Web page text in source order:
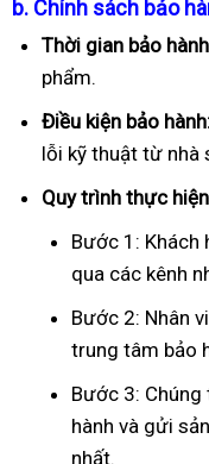
b. Chính sách bảo
Thời gian bảo
phẩm.
Điều kiện bảo
lỗi kỹ thuật từ nhà
Quy trình thực
Bước 1: Khách
qua các kênh
Bước 2: Nhân
trung tâm bảo
Bước 3:
hành và gửi
nhất.